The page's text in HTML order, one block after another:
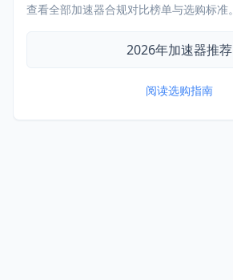
查看全部加速器合规对比榜单与选购标准。
2026年加速器推荐
阅读选购指南